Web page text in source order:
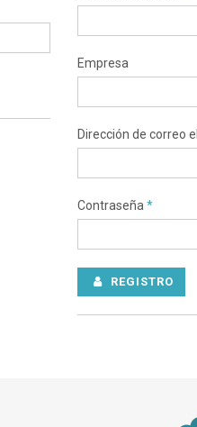
Empresa
Dirección de correo
Contraseña *
REGISTRO